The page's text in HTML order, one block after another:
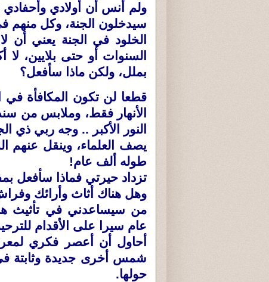
ولم أنس أن أولادي وأحفادي
سيدخلون الجنة، وكل
الخلود في الجنة يعني أن
السنوات أو حتى بلايين،
بملل، ولكن ماذا سأفعل؟
قطعا لن تكون المكافأة في
الأنهار فقط، وملابس من
النور الأكبر .. وجه ربي ذي
يصف العلماء، وينقل عنهم
طوله ألف عام!
تزداد حيرتي فماذا سأفعل
وهل هناك أثاث وأرائك
من سيساعدني في تأثيث
عام سيرا على الأقدام
أحاول أن أعصر فكري
شمس أخرى جديدة وثابتة
حولها.